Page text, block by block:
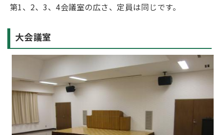
第1、2、3、4会議室の広さ、定員は同じです。
大会議室